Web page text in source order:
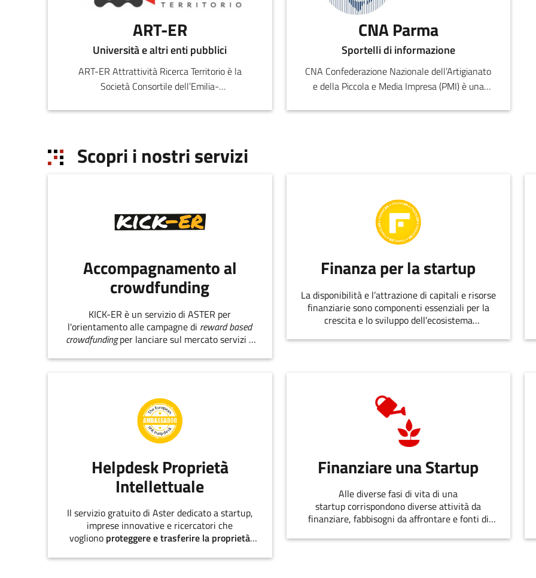
ART-ER
Università e altri enti pubblici
ART-ER Attrattività Ricerca Territorio è la
Società Consortile dell’Emilia-
sostenibile della regione attr
CNA Parma
Sportelli di informazione
CNA Confederazione Nazionale dell’Artigianato
e della Piccola e Media Impresa (PMI) è una
imprenditori pol
Scopri i nostri servizi
Accompagnamento al
crowdfunding
KICK-ER è un servizio di ASTER per
l'orientamento alle campagne di reward based
crowdfundingper lanciare sul mercato servizi e
Finanza per la startup
La disponibilità e l’attrazione di capitali e risorse
finanziarie sono componenti essenziali per la
crescita e lo sviluppo dell’ecosistema
Helpdesk Proprietà
Intellettuale
Il servizio gratuito di Aster dedicato a startup,
imprese innovative e ricercatori che
vogliono proteggere e trasferire la proprietà
Finanziare una Startup
Alle diverse fasi di vita di una
startup corrispondono diverse attività da
finanziare, fabbisogni da affrontare e fonti di